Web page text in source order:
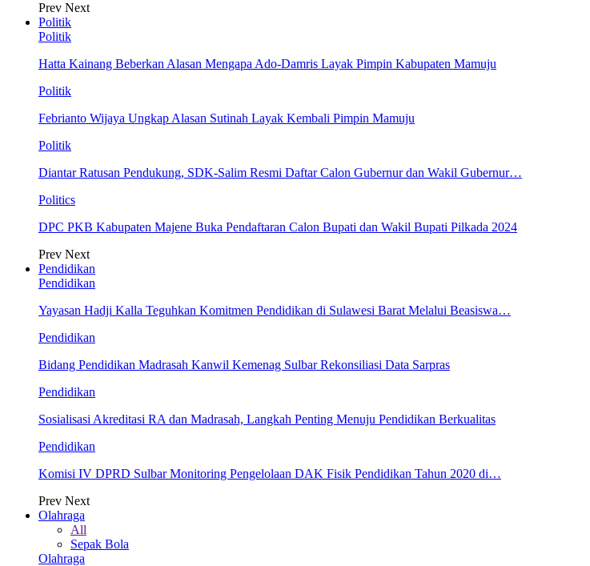
Prev Next
Politik
Politik
Hatta Kainang Beberkan Alasan Mengapa Ado-Damris Layak Pimpin Kabupaten Mamuju
Politik
Febrianto Wijaya Ungkap Alasan Sutinah Layak Kembali Pimpin Mamuju
Politik
Diantar Ratusan Pendukung, SDK-Salim Resmi Daftar Calon Gubernur dan Wakil Gubernur…
Politics
DPC PKB Kabupaten Majene Buka Pendaftaran Calon Bupati dan Wakil Bupati Pilkada 2024
Prev Next
Pendidikan
Pendidikan
Yayasan Hadji Kalla Teguhkan Komitmen Pendidikan di Sulawesi Barat Melalui Beasiswa…
Pendidikan
Bidang Pendidikan Madrasah Kanwil Kemenag Sulbar Rekonsiliasi Data Sarpras
Pendidikan
Sosialisasi Akreditasi RA dan Madrasah, Langkah Penting Menuju Pendidikan Berkualitas
Pendidikan
Komisi IV DPRD Sulbar Monitoring Pengelolaan DAK Fisik Pendidikan Tahun 2020 di…
Prev Next
Olahraga
All
Sepak Bola
Olahraga